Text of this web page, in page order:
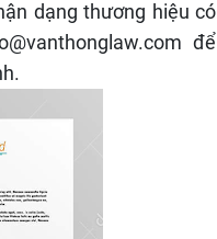
dạng thương hiệu có
để